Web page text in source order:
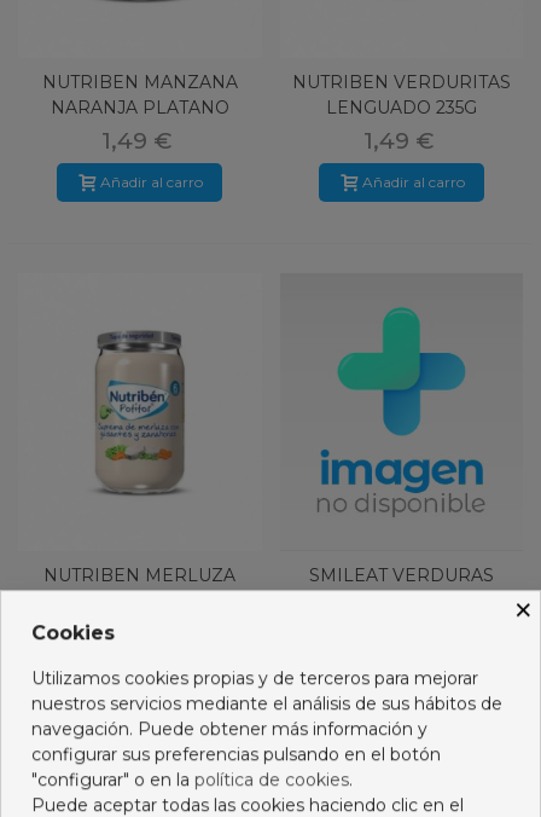
NUTRIBEN MANZANA
NARANJA PLATANO
GALLETA 235G
1,49 €
Añadir al carro
NUTRIBEN VERDURITAS
LENGUADO 235G
1,49 €
Añadir al carro
NUTRIBEN MERLUZA
ZANAHORIAS 235G
1,49 €
Añadir al carro
SMILEAT VERDURAS
Añadir al carro
×
Cookies
Utilizamos cookies propias y de terceros para mejorar
nuestros servicios mediante el análisis de sus hábitos de
navegación. Puede obtener más información y
configurar sus preferencias pulsando en el botón
"configurar" o en la política de cookies.
Puede aceptar todas las cookies haciendo clic en el